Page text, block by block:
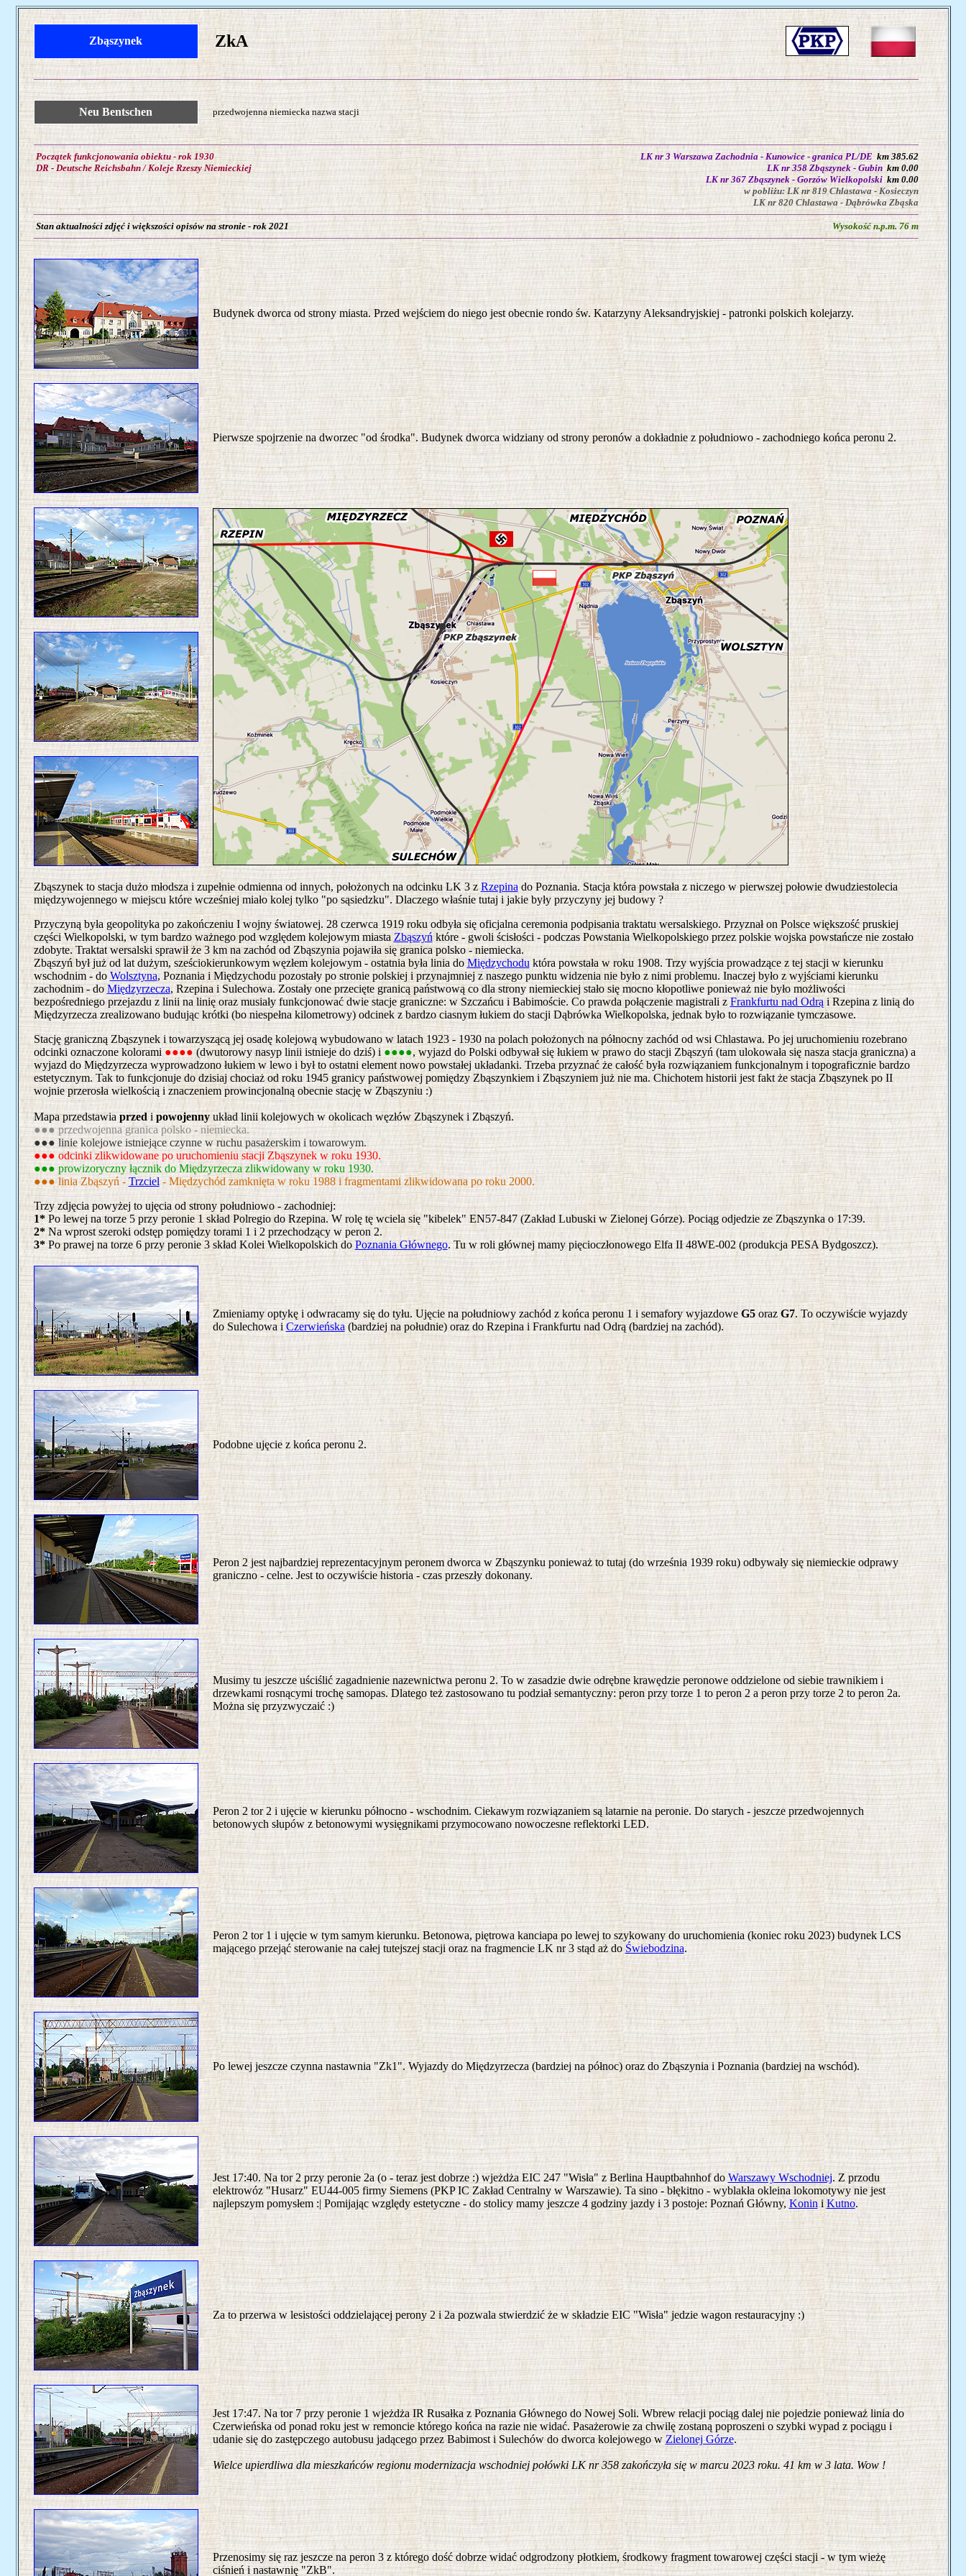
Zbąszynek ZkA
Neu Bentschen przedwojenna niemiecka nazwa stacji
Początek funkcjonowania obiektu - rok 1930
DR - Deutsche Reichsbahn / Koleje Rzeszy Niemieckiej
LK nr 3 Warszawa Zachodnia - Kunowice - granica PL/DE km 385.62
LK nr 358 Zbąszynek - Gubin km 0.00
LK nr 367 Zbąszynek - Gorzów Wielkopolski km 0.00
w pobliżu: LK nr 819 Chlastawa - Kosieczyn
LK nr 820 Chlastawa - Dąbrówka Zbąska
Stan aktualności zdjęć i większości opisów na stronie - rok 2021 Wysokość n.p.m. 76 m
Budynek dworca od strony miasta. Przed wejściem do niego jest obecnie rondo św. Katarzyny Aleksandryjskiej - patronki polskich kolejarzy.
Pierwsze spojrzenie na dworzec "od środka". Budynek dworca widziany od strony peronów a dokładnie z południowo - zachodniego końca peronu 2.
Zbąszynek to stacja dużo młodsza i zupełnie odmienna od innych, położonych na odcinku LK 3 zRzepinado Poznania. Stacja która powstała z niczego w pierwszej połowie dwudziestolecia
międzywojennego w miejscu które wcześniej miało kolej tylko "po sąsiedzku". Dlaczego właśnie tutaj i jakie były przyczyny jej budowy ?
Przyczyną była geopolityka po zakończeniu I wojny światowej. 28 czerwca 1919 roku odbyła się oficjalna ceremonia podpisania traktatu wersalskiego. Przyznał on Polsce większość pruskiej
części Wielkopolski, w tym bardzo ważnego pod względem kolejowym miasta Zbąszyń które - gwoli ścisłości - podczas Powstania Wielkopolskiego przez polskie wojska powstańcze nie zostało
zdobyte. Traktat wersalski sprawił że 3 km na zachód od Zbąszynia pojawiła się granica polsko - niemiecka.
Zbąszyń był już od lat dużym, sześciokierunkowym węzłem kolejowym - ostatnia była linia doMiędzychodu która powstała w roku 1908. Trzy wyjścia prowadzące z tej stacji w kierunku
wschodnim - doWolsztyna, Poznania i Międzychodu pozostały po stronie polskiej i przynajmniej z naszego punktu widzenia nie było z nimi problemu. Inaczej było z wyjściami kierunku
zachodnim - doMiędzyrzecza, Rzepina i Sulechowa. Zostały one przecięte granicą państwową co dla strony niemieckiej stało się mocno kłopotliwe ponieważ nie było możliwości
bezpośredniego przejazdu z linii na linię oraz musiały funkcjonować dwie stacje graniczne: w Szczańcu i Babimoście. Co prawda połączenie magistrali z Frankfurtu nad Odrą i Rzepina z linią do
Międzyrzecza zrealizowano budując krótki (bo niespełna kilometrowy) odcinek z bardzo ciasnym łukiem do stacji Dąbrówka Wielkopolska, jednak było to rozwiązanie tymczasowe.
Stację graniczną Zbąszynek i towarzyszącą jej osadę kolejową wybudowano w latach 1923 - 1930 na polach położonych na północny zachód od wsi Chlastawa. Po jej uruchomieniu rozebrano
odcinki oznaczone kolorami ●●●● (dwutorowy nasyp linii istnieje do dziś) i ●●●●, wyjazd do Polski odbywał się łukiem w prawo do stacji Zbąszyń (tam ulokowała się nasza stacja graniczna) a
wyjazd do Międzyrzecza wyprowadzono łukiem w lewo i był to ostatni element nowo powstałej układanki. Trzeba przyznać że całość była rozwiązaniem funkcjonalnym i topograficznie bardzo
estetycznym. Tak to funkcjonuje do dzisiaj chociaż od roku 1945 granicy państwowej pomiędzy Zbąszynkiem i Zbąszyniem już nie ma. Chichotem historii jest fakt że stacja Zbąszynek po II
wojnie przerosła wielkością i znaczeniem prowincjonalną obecnie stację w Zbąszyniu :)
Mapa przedstawiaprzed i powojennyukład linii kolejowych w okolicach węzłów Zbąszynek i Zbąszyń.
●●● przedwojenna granica polsko - niemiecka.
●●● linie kolejowe istniejące czynne w ruchu pasażerskim i towarowym.
●●● odcinki zlikwidowane po uruchomieniu stacji Zbąszynek w roku 1930.
●●● prowizoryczny łącznik do Międzyrzecza zlikwidowany w roku 1930.
●●● linia Zbąszyń - Trzciel - Międzychód zamknięta w roku 1988 i fragmentami zlikwidowana po roku 2000.
Trzy zdjęcia powyżej to ujęcia od strony południowo - zachodniej:
1*Po lewej na torze 5 przy peronie 1 skład Polregio do Rzepina. W rolę tę wciela się "kibelek" EN57-847 (Zakład Lubuski w Zielonej Górze). Pociąg odjedzie ze Zbąszynka o 17:39.
2*Na wprost szeroki odstęp pomiędzy torami 1 i 2 przechodzący w peron 2.
3*Po prawej na torze 6 przy peronie 3 skład Kolei Wielkopolskich do Poznania Głównego. Tu w roli głównej mamy pięcioczłonowego Elfa II 48WE-002 (produkcja PESA Bydgoszcz).
Zmieniamy optykę i odwracamy się do tyłu. Ujęcie na południowy zachód z końca peronu 1 i semafory wyjazdowe G5oraz G7. To oczywiście wyjazdy
do Sulechowa i Czerwieńska (bardziej na południe) oraz do Rzepina i Frankfurtu nad Odrą (bardziej na zachód).
Podobne ujęcie z końca peronu 2.
Peron 2 jest najbardziej reprezentacyjnym peronem dworca w Zbąszynku ponieważ to tutaj (do września 1939 roku) odbywały się niemieckie odprawy
graniczno - celne. Jest to oczywiście historia - czas przeszły dokonany.
Musimy tu jeszcze uściślić zagadnienie nazewnictwa peronu 2. To w zasadzie dwie odrębne krawędzie peronowe oddzielone od siebie trawnikiem i
drzewkami rosnącymi trochę samopas. Dlatego też zastosowano tu podział semantyczny: peron przy torze 1 to peron 2 a peron przy torze 2 to peron 2a.
Można się przyzwyczaić :)
Peron 2 tor 2 i ujęcie w kierunku północno - wschodnim. Ciekawym rozwiązaniem są latarnie na peronie. Do starych - jeszcze przedwojennych
betonowych słupów z betonowymi wysięgnikami przymocowano nowoczesne reflektorki LED.
Peron 2 tor 1 i ujęcie w tym samym kierunku. Betonowa, piętrowa kanciapa po lewej to szykowany do uruchomienia (koniec roku 2023) budynek LCS
mającego przejąć sterowanie na całej tutejszej stacji oraz na fragmencie LK nr 3 stąd aż doŚwiebodzina.
Po lewej jeszcze czynna nastawnia "Zk1". Wyjazdy do Międzyrzecza (bardziej na północ) oraz do Zbąszynia i Poznania (bardziej na wschód).
Jest 17:40. Na tor 2 przy peronie 2a (o - teraz jest dobrze :) wjeżdża EIC 247 "Wisła" z Berlina Hauptbahnhof do Warszawy Wschodniej. Z przodu
elektrowóz "Husarz" EU44-005 firmy Siemens (PKP IC Zakład Centralny w Warszawie). Ta sino - błękitno - wyblakła okleina lokomotywy nie jest
najlepszym pomysłem :| Pomijając względy estetyczne - do stolicy mamy jeszcze 4 godziny jazdy i 3 postoje: Poznań Główny, Konin iKutno.
Za to przerwa w lesistości oddzielającej perony 2 i 2a pozwala stwierdzić że w składzie EIC "Wisła" jedzie wagon restauracyjny :)
Jest 17:47. Na tor 7 przy peronie 1 wjeżdża IR Rusałka z Poznania Głównego do Nowej Soli. Wbrew relacji pociąg dalej nie pojedzie ponieważ linia do
Czerwieńska od ponad roku jest w remoncie którego końca na razie nie widać. Pasażerowie za chwilę zostaną poproszeni o szybki wypad z pociągu i
udanie się do zastępczego autobusu jadącego przez Babimost i Sulechów do dworca kolejowego wZielonej Górze.
Wielce upierdliwa dla mieszkańców regionu modernizacja wschodniej połówki LK nr 358 zakończyła się w marcu 2023 roku. 41 km w 3 lata. Wow !
Przenosimy się raz jeszcze na peron 3 z którego dość dobrze widać odgrodzony płotkiem, środkowy fragment towarowej części stacji - w tym wieżę
ciśnień i nastawnię "ZkB".